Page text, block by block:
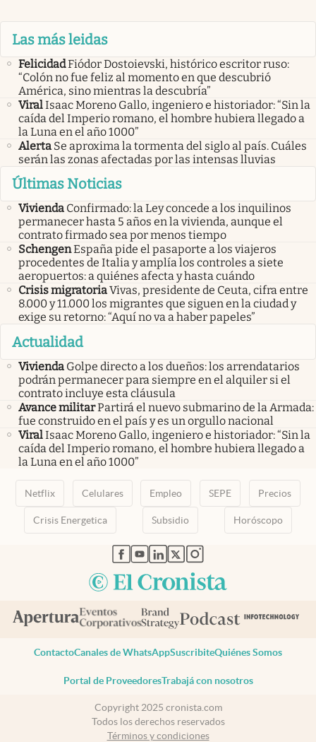
Las más leidas
FelicidadFiódor Dostoievski, histórico escritor ruso:
“Colón no fue feliz al momento en que descubrió
América, sino mientras la descubría”
ViralIsaac Moreno Gallo, ingeniero e historiador: “Sin la
caída del Imperio romano, el hombre hubiera llegado a
la Luna en el año 1000”
Alerta Se aproxima la tormenta del siglo al país. Cuáles
serán las zonas afectadas por las intensas lluvias
Últimas Noticias
Vivienda Confirmado: la Ley concede a los inquilinos
permanecer hasta 5 años en la vivienda, aunque el
contrato firmado sea por menos tiempo
SchengenEspaña pide el pasaporte a los viajeros
procedentes de Italia y amplía los controles a siete
aeropuertos: a quiénes afecta y hasta cuándo
Crisis migratoriaVivas, presidente de Ceuta, cifra entre
8.000 y 11.000 los migrantes que siguen en la ciudad y
exige su retorno: “Aquí no va a haber papeles”
Actualidad
Vivienda Golpe directo a los dueños: los arrendatarios
podrán permanecer para siempre en el alquiler si el
contrato incluye esta cláusula
Avance militarPartirá el nuevo submarino de la Armada:
fue construido en el país y es un orgullo nacional
ViralIsaac Moreno Gallo, ingeniero e historiador: “Sin la
caída del Imperio romano, el hombre hubiera llegado a
la Luna en el año 1000”
Netflix Celulares Empleo SEPE Precios
Crisis Energetica Subsidio Horóscopo
abre en nueva pestaña
abre en nueva pestaña
abre en nueva pestaña
abre en nueva pestaña
abre en nueva pestaña
ContactoCanales de WhatsAppSuscribiteQuiénes Somos
Portal de ProveedoresTrabajá con nosotros
Copyright 2025 cronista.com
Todos los derechos reservados
Términos y condiciones